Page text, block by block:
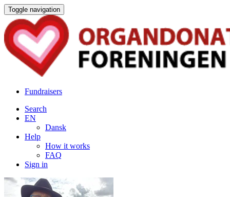
Toggle navigation
Fundraisers
Search
EN
Dansk
Help
How it works
FAQ
Sign in